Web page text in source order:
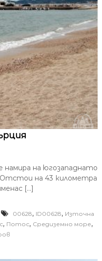
на югозападнато
Отстои на 43 километра
[…]
00628, ID00628, Източна
, Потос, Средиземно море,